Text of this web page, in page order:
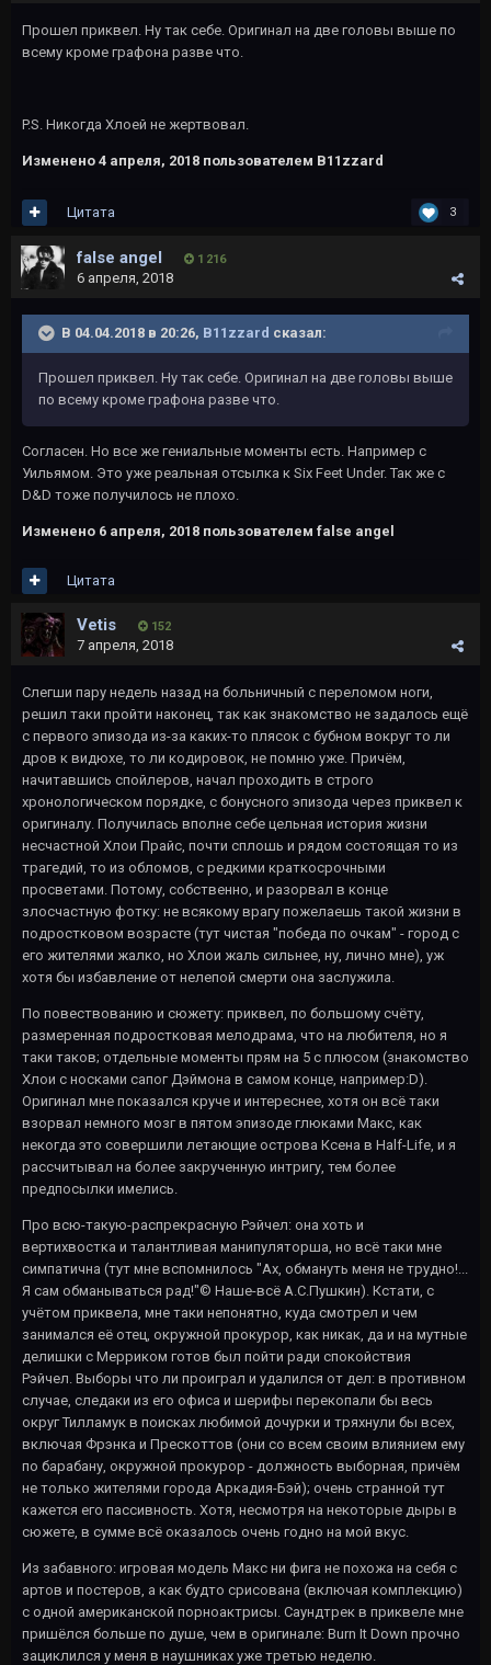
Прошел приквел. Ну так себе. Оригинал на две головы выше по
всему кроме графона разве что.
P.S. Никогда Хлоей не жертвовал.
Изменено 4 апреля, 2018 пользователем B11zzard
3
Цитата
false angel 1 216
6 апреля, 2018
В 04.04.2018 в 20:26, B11zzard сказал:
Прошел приквел. Ну так себе. Оригинал на две головы выше
по всему кроме графона разве что.
Согласен. Но все же гениальные моменты есть. Например с
Уильямом. Это уже реальная отсылка к Six Feet Under. Так же с
D&D тоже получилось не плохо.
Изменено 6 апреля, 2018 пользователем false angel
Цитата
Vetis 152
7 апреля, 2018
Слегши пару недель назад на больничный с переломом ноги,
решил таки пройти наконец, так как знакомство не задалось ещё
с первого эпизода из-за каких-то плясок с бубном вокруг то ли
дров к видюхе, то ли кодировок, не помню уже. Причём,
начитавшись спойлеров, начал проходить в строго
хронологическом порядке, с бонусного эпизода через приквел к
оригиналу. Получилась вполне себе цельная история жизни
несчастной Хлои Прайс, почти сплошь и рядом состоящая то из
трагедий, то из обломов, с редкими краткосрочными
просветами. Потому, собственно, и разорвал в конце
злосчастную фотку: не всякому врагу пожелаешь такой жизни в
подростковом возрасте (тут чистая "победа по очкам" - город с
его жителями жалко, но Хлои жаль сильнее, ну, лично мне), уж
хотя бы избавление от нелепой смерти она заслужила.
По повествованию и сюжету: приквел, по большому счёту,
размеренная подростковая мелодрама, что на любителя, но я
таки таков; отдельные моменты прям на 5 с плюсом (знакомство
Хлои с носками сапог Дэймона в самом конце, например:D).
Оригинал мне показался круче и интереснее, хотя он всё таки
взорвал немного мозг в пятом эпизоде глюками Макс, как
некогда это совершили летающие острова Ксена в Half-Life, и я
рассчитывал на более закрученную интригу, тем более
предпосылки имелись.
Про всю-такую-распрекрасную Рэйчел: она хоть и
вертихвостка и талантливая манипуляторша, но всё таки мне
симпатична (тут мне вспомнилось "Ах, обмануть меня не трудно!...
Я сам обманываться рад!"© Наше-всё А.С.Пушкин). Кстати, с
учётом приквела, мне таки непонятно, куда смотрел и чем
занимался её отец, окружной прокурор, как никак, да и на мутные
делишки с Мерриком готов был пойти ради спокойствия
Рэйчел. Выборы что ли проиграл и удалился от дел: в противном
случае, следаки из его офиса и шерифы перекопали бы весь
округ Тилламук в поисках любимой дочурки и тряхнули бы всех,
включая Фрэнка и Прескоттов (они со всем своим влиянием ему
по барабану, окружной прокурор - должность выборная, причём
не только жителями города Аркадия-Бэй); очень странной тут
кажется его пассивность. Хотя, несмотря на некоторые дыры в
сюжете, в сумме всё оказалось очень годно на мой вкус.
Из забавного: игровая модель Макс ни фига не похожа на себя с
артов и постеров, а как будто срисована (включая комплекцию)
с одной американской порноактрисы. Саундтрек в приквеле мне
пришёлся больше по душе, чем в оригинале: Burn It Down прочно
зациклился у меня в наушниках уже третью неделю.